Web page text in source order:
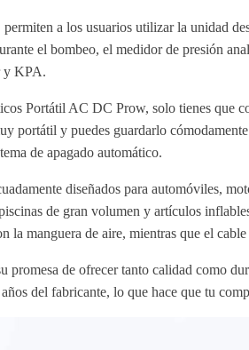
a los usuarios utilizar la unidad
el bombeo, el medidor de presión
y KPA.
Portátil AC DC Prow, solo tienes que
portátil y puedes guardarlo
de apagado automático.
diseñados para automóviles,
de gran volumen y artículos
la manguera de aire, mientras que el
promesa de ofrecer tanto calidad como
del fabricante, lo que hace que tu